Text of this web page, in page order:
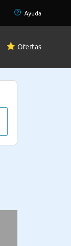
Ayuda
Ofertas